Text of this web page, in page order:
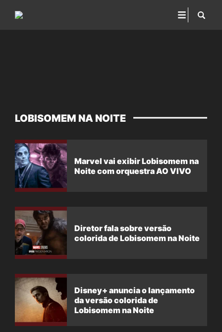
LOBISOMEM NA NOITE
Marvel vai exibir Lobisomem na
Noite com orquestra AO VIVO
Diretor fala sobre versão
colorida de Lobisomem na Noite
Disney+ anuncia o lançamento
da versão colorida de
Lobisomem na Noite